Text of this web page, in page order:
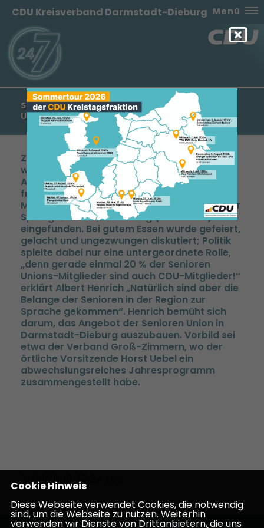
CDU Kreisverband Darmstadt-Dieburg Menü
SOMMERFESTE DER SENIOREN UNION IN DIEBURG
UND WEITERSTADT VOLLER ERFOLG
Zahlreiche Mitglieder der Senioren Union
waren der Einladung ihres Kreisvorsitzen
Albert Henrich gefolgt und hatten sich zum
fröhlichen Beisammensein in der Dieburger
Mörsmühle (Ostkreis) bzw. der Weiterstädter
Sportgaststätte Aulenberg (Westkreis)
eingefunden. Bei gutem Essen wurde gefeiert,
gelacht und ungezwungen diskutiert; Politik
spielte dabei nur eine untergeordnete Rolle,
denn gerade einmal 20 % der Senioren
Unions-Mitglieder sind auch CDU-Mitglieder!“
erklärt Albert Henrich „Natürlich sind aber die
Belange der Senioren in der Region zur
Sprache gekommen“. Henrich bemüht sich
darum, das Angebot der Senioren Union in
Darmstadt-Dieburg auszubauen. Vorbild sei
etwa der Verband Groß-Zimmern, wo der
örtliche Vorsitzende Horst Uebel ein
abwechslungsreiches Jahresprogramm
zusammengestellt habe.
21.08.2008, 17:34 Uhr
Cookie Hinweis
Diese Webseite verwendet Cookies, die notwendig
sind, um die Webseite zu nutzen. Weiterhin
verwenden wir Dienste von Drittanbietern, die uns